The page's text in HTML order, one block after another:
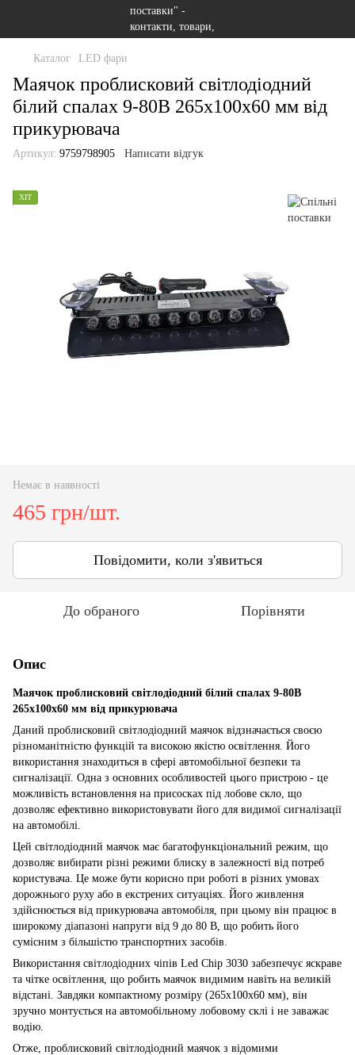
Каталог LED фари
Маячок проблисковий світлодіодний
білий спалах 9-80В 265х100х60 мм від
прикурювача
Артикул: 9759798905 Написати відгук
ХІТ
Немає в наявності
465 грн/шт.
Повідомити, коли з'явиться
До обраного Порівняти
Опис
Маячок проблисковий світлодіодний білий спалах 9-80В
265х100х60 мм від прикурювача
Даний проблисковий світлодіодний маячок відзначається своєю
різноманітністю функцій та високою якістю освітлення. Його
використання знаходиться в сфері автомобільної безпеки та
сигналізації. Одна з основних особливостей цього пристрою - це
можливість встановлення на присосках під лобове скло, що
дозволяє ефективно використовувати його для видимої сигналізації
на автомобілі.
Цей світлодіодний маячок має багатофункціональний режим, що
дозволяє вибирати різні режими блиску в залежності від потреб
користувача. Це може бути корисно при роботі в різних умовах
дорожнього руху або в екстрених ситуаціях. Його живлення
здійснюється від прикурювача автомобіля, при цьому він працює в
широкому діапазоні напруги від 9 до 80 В, що робить його
сумісним з більшістю транспортних засобів.
Використання світлодіодних чіпів Led Chip 3030 забезпечує яскраве
та чітке освітлення, що робить маячок видимим навіть на великій
відстані. Завдяки компактному розміру (265х100х60 мм), він
зручно монтується на автомобільному лобовому склі і не заважає
водію.
Отже, проблисковий світлодіодний маячок з відомими